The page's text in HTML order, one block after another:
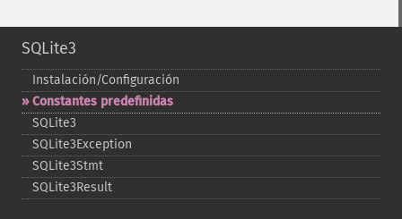
SQLite3
Instalación/Configuración
Constantes predefinidas
SQLite3
SQLite3Exception
SQLite3Stmt
SQLite3Result